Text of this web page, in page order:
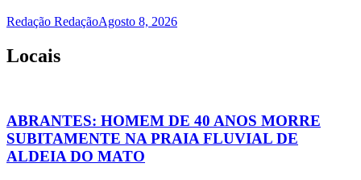
Redação RedaçãoAgosto 8, 2026
Locais
ABRANTES: HOMEM DE 40 ANOS MORRE
SUBITAMENTE NA PRAIA FLUVIAL DE
ALDEIA DO MATO